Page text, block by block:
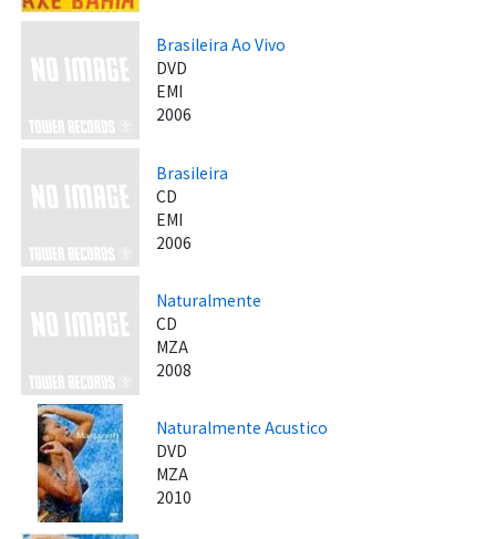
Brasileira Ao Vivo
DVD
EMI
2006
Brasileira
CD
EMI
2006
Naturalmente
CD
MZA
2008
Naturalmente Acustico
DVD
MZA
2010